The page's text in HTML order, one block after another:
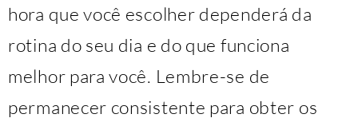
hora que você escolher dependerá da
rotina do seu dia e do que funciona
melhor para você. Lembre-se de
permanecer consistente para obter os